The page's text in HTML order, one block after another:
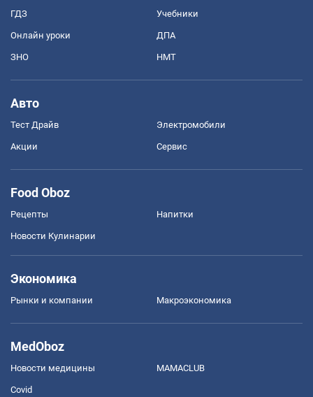
ГДЗ Учебники
Онлайн уроки ДПА
ЗНО НМТ
Авто
Тест Драйв Электромобили
Акции Сервис
Food Oboz
Рецепты Напитки
Новости Кулинарии
Экономика
Рынки и компании Mакроэкономика
MedOboz
Новости медицины MAMACLUB
Covid